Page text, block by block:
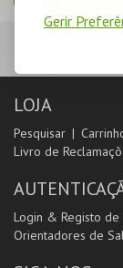
Gerir
LOJA
Pesquisar
Livro de
Login & Registo de
Orientadores de